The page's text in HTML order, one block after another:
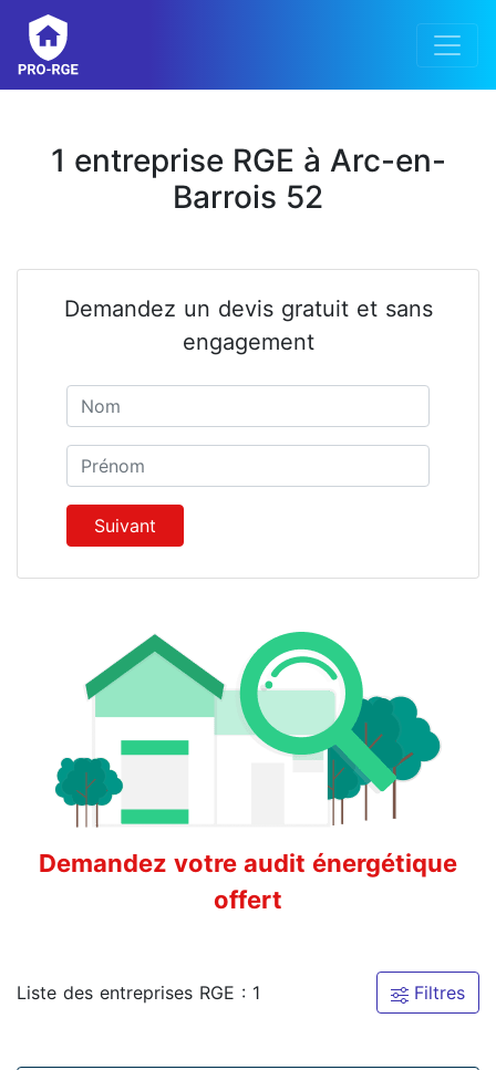
1 entreprise RGE à Arc-en-
Barrois 52
Demandez un devis gratuit et sans
engagement
Prénom
Suivant
Demandez votre audit énergétique
offert
Liste des entreprises RGE : 1 Filtres